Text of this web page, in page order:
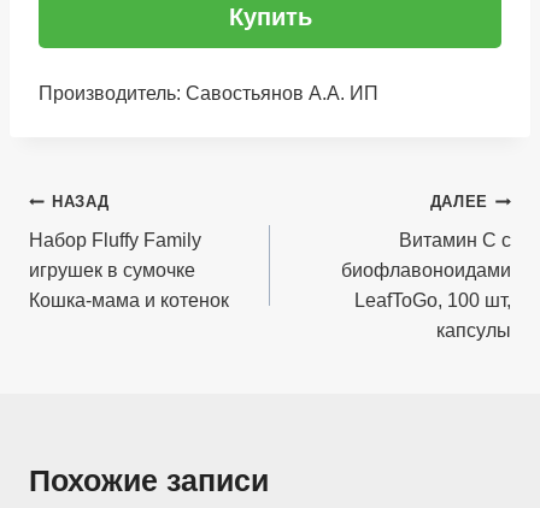
Купить
Производитель: Савостьянов А.А. ИП
Навигация
по
записям
НАЗАД
Набор Fluffy Family
игрушек в сумочке
Кошка-мама и котенок
ДАЛЕЕ
Витамин С с
биофлавоноидами
LeafToGo, 100 шт,
капсулы
Похожие записи